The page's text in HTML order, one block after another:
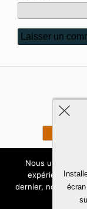
Nous utilisons
expérience sur
dernier, nous